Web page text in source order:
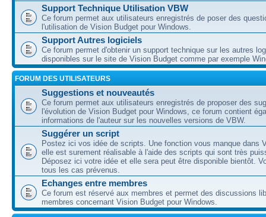
Support Technique Utilisation VBW
Ce forum permet aux utilisateurs enregistrés de poser des
l'utilisation de Vision Budget pour Windows.
Support Autres logiciels
Ce forum permet d'obtenir un support technique sur les autres
disponibles sur le site de Vision Budget comme par exemple
FORUM DES UTILISATEURS
Suggestions et nouveautés
Ce forum permet aux utilisateurs enregistrés de proposer des
l'évolution de Vision Budget pour Windows, ce forum contient
informations de l'auteur sur les nouvelles versions de VBW.
Suggérer un script
Postez ici vos idée de scripts. Une fonction vous manque dans
elle est surement réalisable à l'aide des scripts qui sont très
Déposez ici votre idée et elle sera peut être disponible bientôt.
tous les cas prévenus.
Echanges entre membres
Ce forum est réservé aux membres et permet des discussions
membres concernant Vision Budget pour Windows.